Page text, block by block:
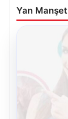
Yan Manşet